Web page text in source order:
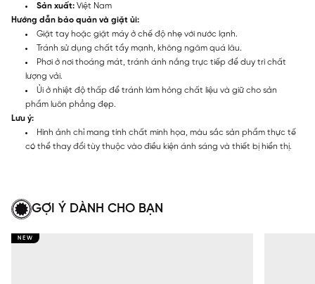
Sản xuất: Việt Nam
Hướng dẫn bảo quản và giặt ủi:
Giặt tay hoặc giặt máy ở chế độ nhẹ với nước lạnh.
Tránh sử dụng chất tẩy mạnh, không ngâm quá lâu.
Phơi ở nơi thoáng mát, tránh ánh nắng trực tiếp để duy trì chất
lượng vải.
Ủi ở nhiệt độ thấp để tránh làm hỏng chất liệu và giữ cho sản
phẩm luôn phẳng đẹp.
Lưu ý:
Hình ảnh chỉ mang tính chất minh họa, màu sắc sản phẩm thực tế
có thể thay đổi tùy thuộc vào điều kiện ánh sáng và thiết bị hiển thị.
GỢI Ý DÀNH CHO BẠN
NEW